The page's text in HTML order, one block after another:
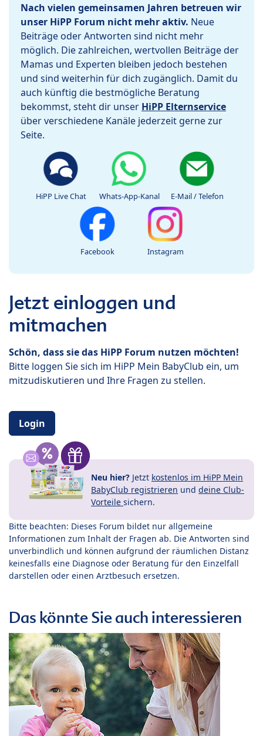
Nach vielen gemeinsamen Jahren betreuen wir
unser HiPP Forum nicht mehr aktiv. Neue
Beiträge oder Antworten sind nicht mehr
möglich. Die zahlreichen, wertvollen Beiträge der
Mamas und Experten bleiben jedoch bestehen
und sind weiterhin für dich zugänglich. Damit du
auch künftig die bestmögliche Beratung
bekommst, steht dir unser HiPP Elternservice
über verschiedene Kanäle jederzeit gerne zur
Seite.
HiPP Live Chat Whats-App-Kanal E-Mail / Telefon
Facebook Instagram
Jetzt einloggen und
mitmachen
Schön, dass sie das HiPP Forum nutzen möchten!
Bitte loggen Sie sich im HiPP Mein BabyClub ein, um
mitzudiskutieren und Ihre Fragen zu stellen.
Login
Neu hier? Jetzt kostenlos im HiPP Mein
BabyClub registrieren und deine Club-
Vorteile sichern.
Bitte beachten: Dieses Forum bildet nur allgemeine
Informationen zum Inhalt der Fragen ab. Die Antworten sind
unverbindlich und können aufgrund der räumlichen Distanz
keinesfalls eine Diagnose oder Beratung für den Einzelfall
darstellen oder einen Arztbesuch ersetzen.
Das könnte Sie auch interessieren